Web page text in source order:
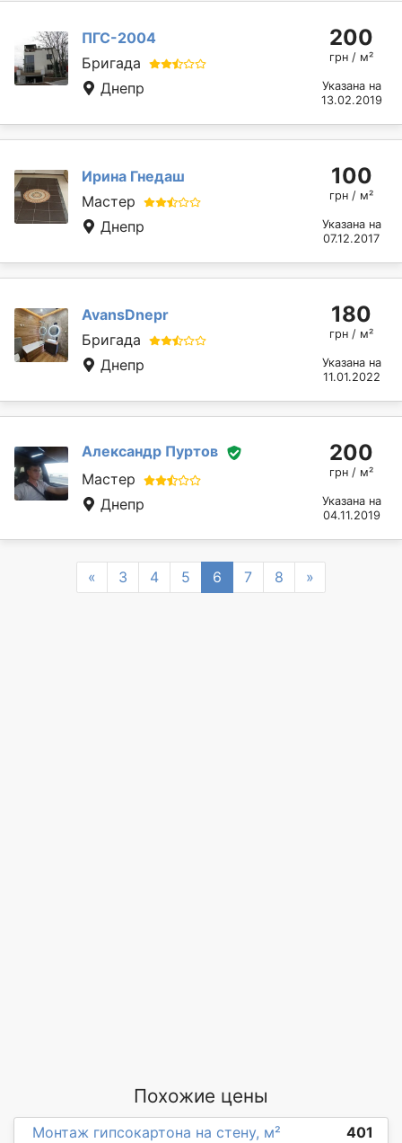
ПГС-2004
Бригада
Днепр
200
грн / м²
Указана на
13.02.2019
Ирина Гнедаш
Мастер
Днепр
100
грн / м²
Указана на
07.12.2017
AvansDnepr
Бригада
Днепр
180
грн / м²
Указана на
11.01.2022
Александр Пуртов
Мастер
Днепр
200
грн / м²
Указана на
04.11.2019
« Previous
3 4 5 6 7 8 »
Похожие цены
Монтаж гипсокартона на стену, м² 401